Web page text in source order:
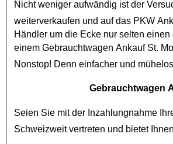
Nicht weniger aufwändig ist der
weiterverkaufen und auf das PKW
Händler um die Ecke nur selten
einem Gebrauchtwagen Ankauf St.
Nonstop! Denn einfacher und
Gebrauchtwagen
Seien Sie mit der Inzahlungnahme